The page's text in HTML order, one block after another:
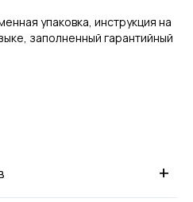
упаковка, инструкция на
заполненный гарантийный
+